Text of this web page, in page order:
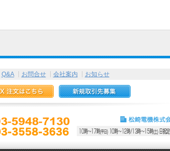
Q&A お問合せ 会社案内 お知らせ